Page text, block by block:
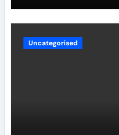
Uncategorised